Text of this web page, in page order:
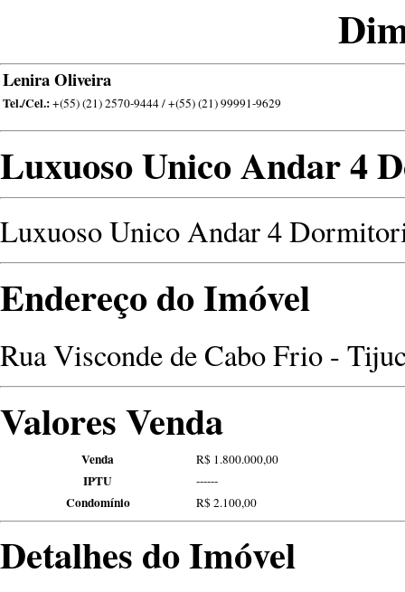
Lenira Oliveira
Tel./Cel.:+(55) (21) 2570-9444 / +(55) (21) 99991-9629
Luxuoso Unico Andar 4
Luxuoso Unico Andar 4
Endereço do Imóvel
Rua Visconde de Cabo Frio -
Valores Venda
Venda R$ 1.800.000,00
IPTU ------
Condomínio R$ 2.100,00
Detalhes do Imóvel